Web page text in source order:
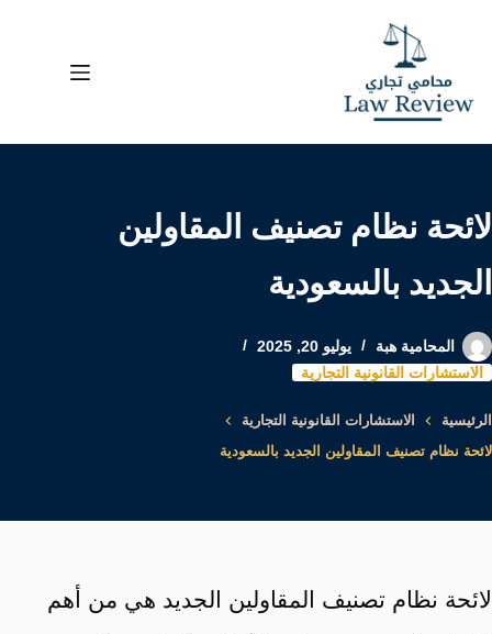
المحتوى
لائحة نظام تصنيف المقاولين
الجديد بالسعودية
المحامية هبة
يوليو 20, 2025
الاستشارات القانونية التجارية
الرئيسية
الاستشارات القانونية التجارية
لائحة نظام تصنيف المقاولين الجديد بالسعودية
لائحة نظام تصنيف المقاولين الجديد هي من أهم